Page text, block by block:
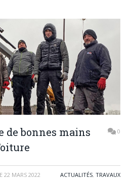
de bonnes mains
0
22 MARS 2022 ACTUALITÉS, TRAVAUX